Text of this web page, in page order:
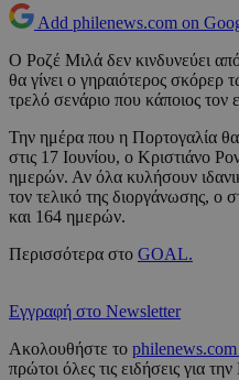
Add philenews.com on
Ο Ροζέ Μιλά δεν κινδυνεύει
θα γίνει ο γηραιότερος
τρελό σενάριο που κάποιος τον
Την ημέρα που η Πορτογαλία
στις 17 Ιουνίου, ο Κριστιάνο
ημερών. Αν όλα κυλήσουν
τον τελικό της διοργάνωσης, ο
και 164 ημερών.
Περισσότερα στο GOAL.
Εγγραφή στο Newsletter
Ακολουθήστε το
πρώτοι όλες τις ειδήσεις για